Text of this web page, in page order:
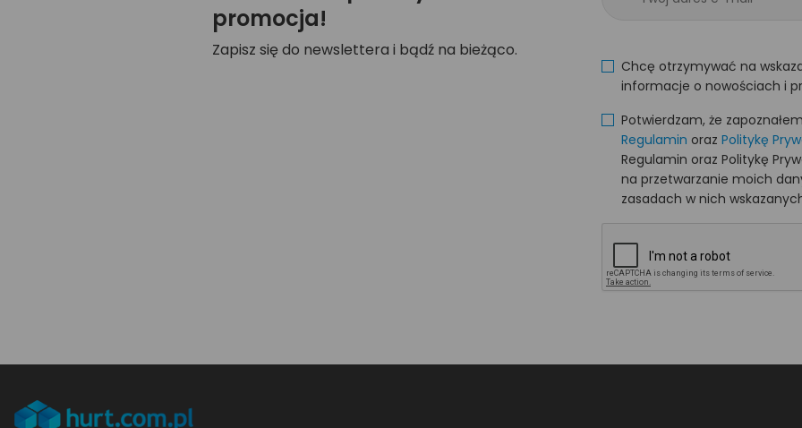
promocja!
Zapisz się do newslettera i bądź na bieżąco.
Chcę otrzymywać na
informacje o nowościach i
Potwierdzam, że
Regulamin oraz Politykę
Regulamin oraz Politykę
na przetwarzanie moich
zasadach w nich